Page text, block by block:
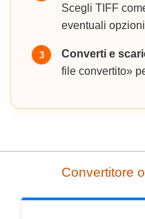
Scegli TIFF
eventuali
3 Converti e
file convertito»
Convertitore